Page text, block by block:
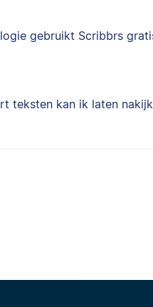
gebruikt Scribbrs
teksten kan ik laten